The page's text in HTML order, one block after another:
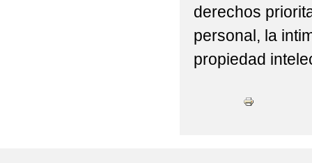
derechos
personal, la
propiedad